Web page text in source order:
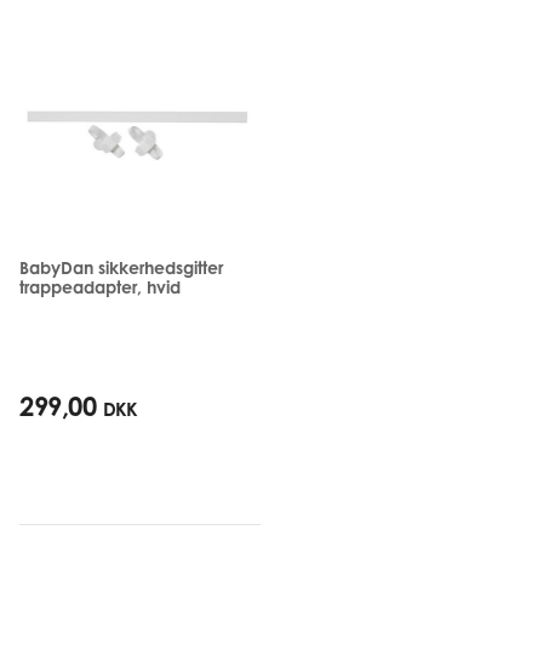
BabyDan sikkerhedsgitter
trappeadapter, hvid
299,00 DKK